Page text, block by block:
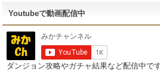
Youtubeで動画配信中
ダンジョン攻略やガチャ結果など配信中で